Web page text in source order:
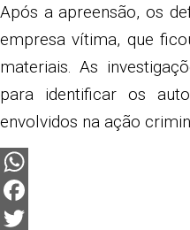
Após a apreensão, os
empresa vítima, que
materiais. As
para identificar os
envolvidos na ação
WhatsApp
Facebook